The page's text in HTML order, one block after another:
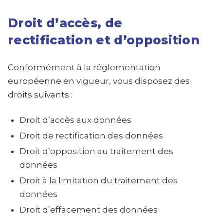
Droit d’accès, de
rectification et d’opposition
Conformément à la réglementation
européenne en vigueur, vous disposez des
droits suivants :
Droit d’accès aux données
Droit de rectification des données
Droit d’opposition au traitement des
données
Droit à la limitation du traitement des
données
Droit d’effacement des données